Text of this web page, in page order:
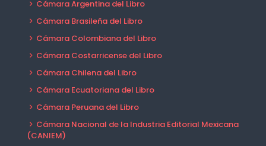
Cámara Argentina del Libro
Cámara Brasileña del Libro
Cámara Colombiana del Libro
Cámara Costarricense del Libro
Cámara Chilena del Libro
Cámara Ecuatoriana del Libro
Cámara Peruana del Libro
Cámara Nacional de la Industria Editorial Mexicana
(CANIEM)